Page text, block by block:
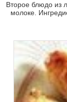
Второе блюдо из
молоке.